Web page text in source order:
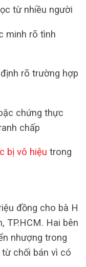
từ nhiều người
minh rõ tình
rõ trường hợp
chứng thực
chấp
bị vô hiệu trong
đồng cho bà H
TP.HCM. Hai bên
nhượng trong
từ chối bán vì có